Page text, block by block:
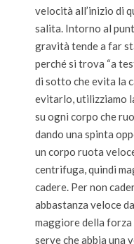
velocità all’inizio di
salita. Intorno al
gravità tende a far
perché si trova “a
di sotto che evita la
evitarlo, utilizziamo
su ogni corpo che
dando una spinta
un corpo ruota
centrifuga, quindi
cadere. Per non
abbastanza veloce
maggiore della
serve che abbia una